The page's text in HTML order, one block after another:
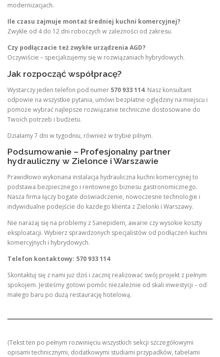
modernizacjach.
Ile czasu zajmuje montaż średniej kuchni komercyjnej?
Zwykle od 4 do 12 dni roboczych w zależności od zakresu.
Czy podłączacie też zwykłe urządzenia AGD?
Oczywiście – specjalizujemy się w rozwiązaniach hybrydowych.
Jak rozpocząć współpracę?
Wystarczy jeden telefon pod numer 570 933 114. Nasz konsultant
odpowie na wszystkie pytania, umówi bezpłatne oględziny na miejscu i
pomoże wybrać najlepsze rozwiązanie techniczne dostosowane do
Twoich potrzeb i budżetu.
Działamy 7 dni w tygodniu, również w trybie pilnym.
Podsumowanie – Profesjonalny partner
hydrauliczny w Zielonce i Warszawie
Prawidłowo wykonana instalacja hydrauliczna kuchni komercyjnej to
podstawa bezpiecznego i rentownego biznesu gastronomicznego.
Nasza firma łączy bogate doświadczenie, nowoczesne technologie i
indywidualne podejście do każdego klienta z Zielonki i Warszawy.
Nie narażaj się na problemy z Sanepidem, awarie czy wysokie koszty
eksploatacji. Wybierz sprawdzonych specjalistów od podłączeń kuchni
komercyjnych i hybrydowych.
Telefon kontaktowy: 570 933 114
Skontaktuj się z nami już dziś i zacznij realizować swój projekt z pełnym
spokojem. Jesteśmy gotowi pomóc niezależnie od skali inwestycji – od
małego baru po dużą restaurację hotelową.
(Tekst ten po pełnym rozwinięciu wszystkich sekcji szczegółowymi
opisami technicznymi, dodatkowymi studiami przypadków, tabelami